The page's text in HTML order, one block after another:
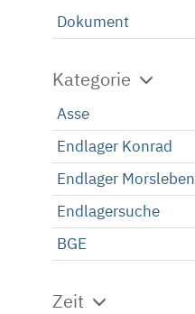
Dokument
Kategorie
Asse
Endlager Konrad
Endlager Morsleben
Endlagersuche
BGE
Zeit